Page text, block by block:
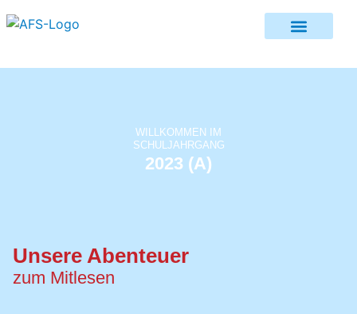
Unsere Abenteuer
zum Mitlesen
WILLKOMMEN IM
SCHULJAHRGANG
2023 (A)